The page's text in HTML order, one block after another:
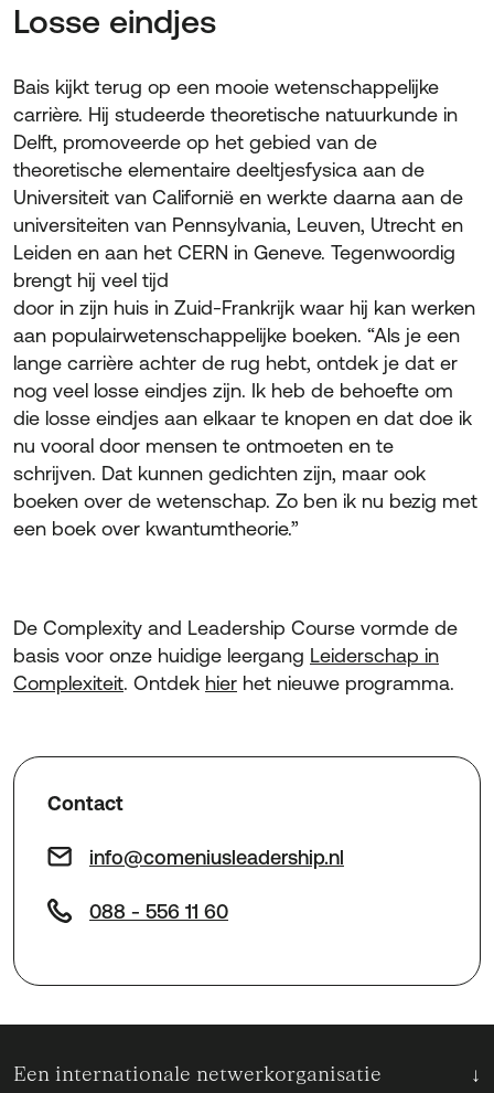
Losse eindjes
Bais kijkt terug op een mooie wetenschappelijke
carrière. Hij studeerde theoretische natuurkunde in
Delft, promoveerde op het gebied van de
theoretische elementaire deeltjesfysica aan de
Universiteit van Californië en werkte daarna aan de
universiteiten van Pennsylvania, Leuven, Utrecht en
Leiden en aan het CERN in Geneve. Tegenwoordig
brengt hij veel tijd
door in zijn huis in Zuid-Frankrijk waar hij kan werken
aan populairwetenschappelijke boeken. “Als je een
lange carrière achter de rug hebt, ontdek je dat er
nog veel losse eindjes zijn. Ik heb de behoefte om
die losse eindjes aan elkaar te knopen en dat doe ik
nu vooral door mensen te ontmoeten en te
schrijven. Dat kunnen gedichten zijn, maar ook
boeken over de wetenschap. Zo ben ik nu bezig met
een boek over kwantumtheorie.”
De Complexity and Leadership Course vormde de
basis voor onze huidige leergang Leiderschap in
Complexiteit. Ontdek hier het nieuwe programma.
Contact
info@comeniusleadership.nl
088 - 556 11 60
Een internationale netwerkorganisatie